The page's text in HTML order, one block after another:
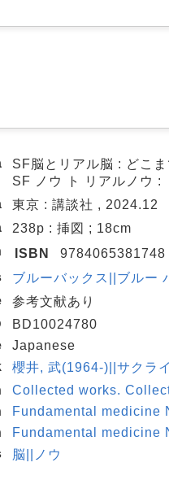
SF脳とリアル脳 : どこ
SF ノウ ト リアルノウ :
東京 : 講談社 , 2024.12
238p : 挿図 ; 18cm
ISBN
9784065381748
ブルーバックス||ブルー
参考文献あり
BD10024780
Japanese
櫻井, 武(1964-)||サクラ
Collected works.
Fundamental medicine
Fundamental medicine
脳||ノウ